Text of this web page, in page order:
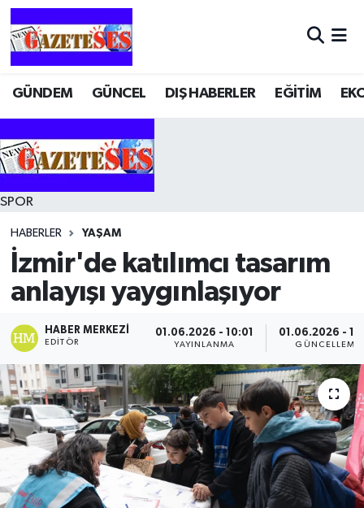
GÜNDEM GÜNCEL DIŞ HABERLER EĞİTİM
SPOR
HABERLER YAŞAM
İzmir'de katılımcı tasarım
anlayışı yaygınlaşıyor
HABER MERKEZI
EDITÖR
01.06.2026 - 10:01
YAYINLANMA
01.06.2026 -
GÜNCELLEME